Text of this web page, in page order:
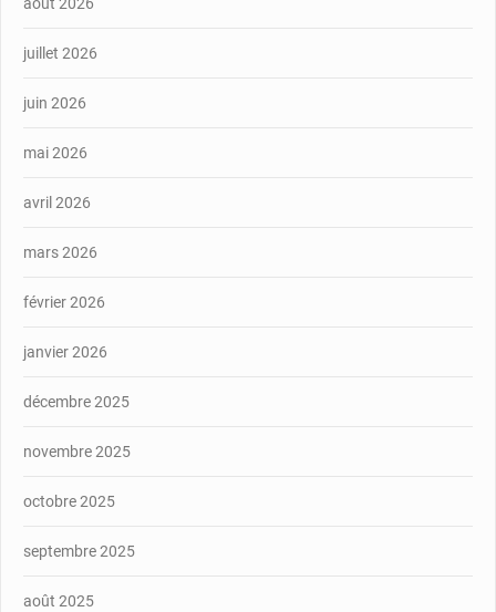
juillet 2026
juin 2026
mai 2026
avril 2026
mars 2026
février 2026
janvier 2026
décembre 2025
novembre 2025
octobre 2025
septembre 2025
août 2025